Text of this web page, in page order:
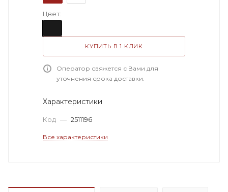
Цвет:
КУПИТЬ В 1 КЛИК
Оператор свяжется с Вами для
уточнения срока доставки.
Характеристики
Код — 2511196
Все характеристики